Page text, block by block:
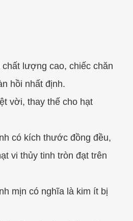
lượng cao, chiếc chăn
hồi nhất định.
vời, thay thế cho hạt
có kích thước đồng đều,
vi thủy tinh tròn đạt trên
mịn có nghĩa là kim ít bị